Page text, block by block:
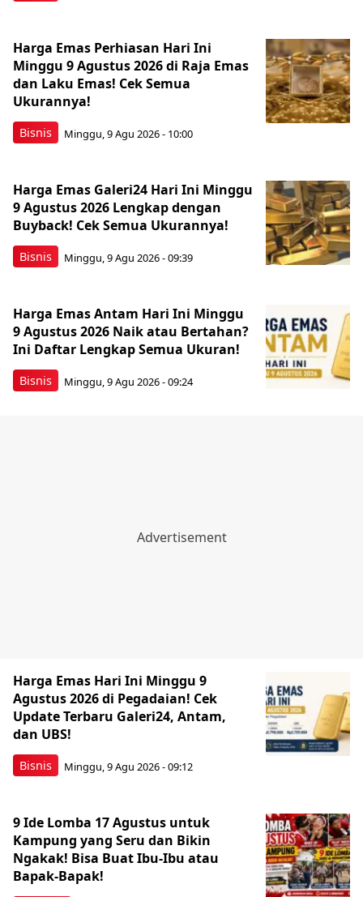
Bisnis
Harga Emas Perhiasan Hari Ini
Minggu 9 Agustus 2026 di Raja Emas
dan Laku Emas! Cek Semua
Ukurannya!
Minggu, 9 Agu 2026 - 10:00
Bisnis
Harga Emas Galeri24 Hari Ini Minggu
9 Agustus 2026 Lengkap dengan
Buyback! Cek Semua Ukurannya!
Minggu, 9 Agu 2026 - 09:39
Bisnis
Harga Emas Antam Hari Ini Minggu
9 Agustus 2026 Naik atau Bertahan?
Ini Daftar Lengkap Semua Ukuran!
Minggu, 9 Agu 2026 - 09:24
Bisnis
Harga Emas Hari Ini Minggu 9
Agustus 2026 di Pegadaian! Cek
Update Terbaru Galeri24, Antam,
dan UBS!
Minggu, 9 Agu 2026 - 09:12
9 Ide Lomba 17 Agustus untuk
Kampung yang Seru dan Bikin
Ngakak! Bisa Buat Ibu-Ibu atau
Bapak-Bapak!